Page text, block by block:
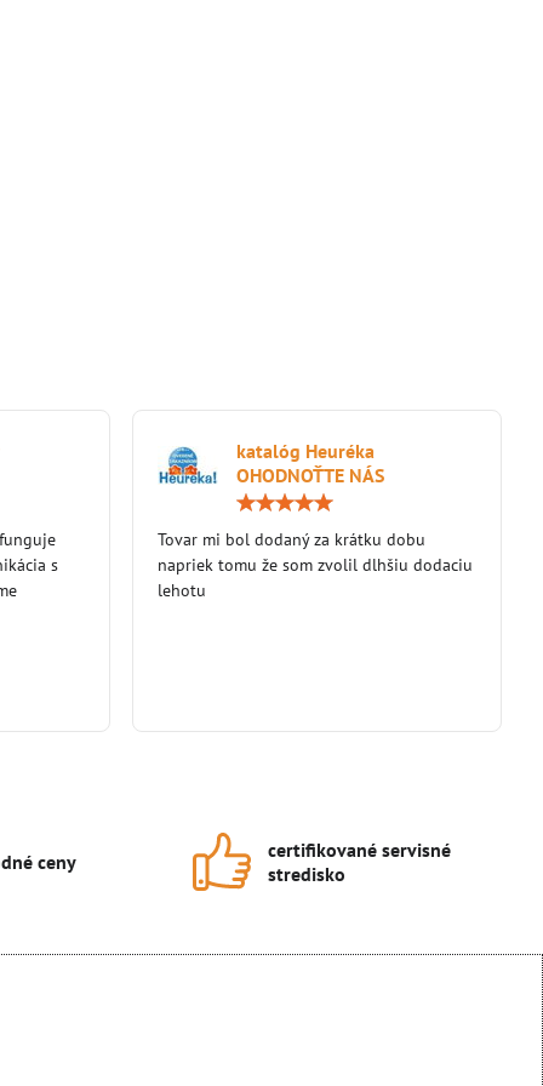
/
5
s
katalóg Heuréka
OHODNOŤTE NÁS
/
5
Tovar mi bol dodaný za krátku dobu
napriek tomu že som zvolil dlhšiu dodaciu
lehotu
ceny
certifikované servisné
stredisko